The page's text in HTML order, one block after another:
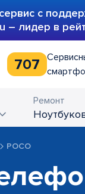
с
– лидер в
707
Ремонт
POCO